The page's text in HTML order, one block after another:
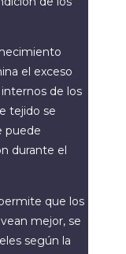
el exceso
de los
tejido se
puede
durante el
que los
mejor, se
según la